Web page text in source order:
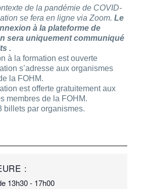
de la pandémie de COVID-
se fera en ligne via Zoom. Le
à la plateforme de
sera uniquement communiqué
.
à la formation est ouverte
s’adresse aux organismes
la FOHM.
est offerte gratuitement aux
membres de la FOHM.
billets par organismes.
:
13h30- 17h00